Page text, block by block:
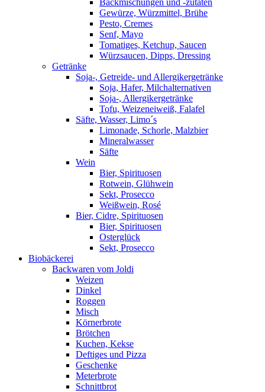
Backmischungen und -zutaten
Gewürze, Würzmittel, Brühe
Pesto, Cremes
Senf, Mayo
Tomatiges, Ketchup, Saucen
Würzsaucen, Dipps, Dressing
Getränke
Soja-, Getreide- und Allergikergetränke
Soja, Hafer, Milchalternativen
Soja-, Allergikergetränke
Tofu, Weizeneiweiß, Falafel
Säfte, Wasser, Limo´s
Limonade, Schorle, Malzbier
Mineralwasser
Säfte
Wein
Bier, Spirituosen
Rotwein, Glühwein
Sekt, Prosecco
Weißwein, Rosé
Bier, Cidre, Spirituosen
Bier, Spirituosen
Osterglück
Sekt, Prosecco
Biobäckerei
Backwaren vom Joldi
Weizen
Dinkel
Roggen
Misch
Körnerbrote
Brötchen
Kuchen, Kekse
Deftiges und Pizza
Geschenke
Meterbrote
Schnittbrot